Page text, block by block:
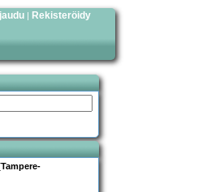
| Rekisteröidy